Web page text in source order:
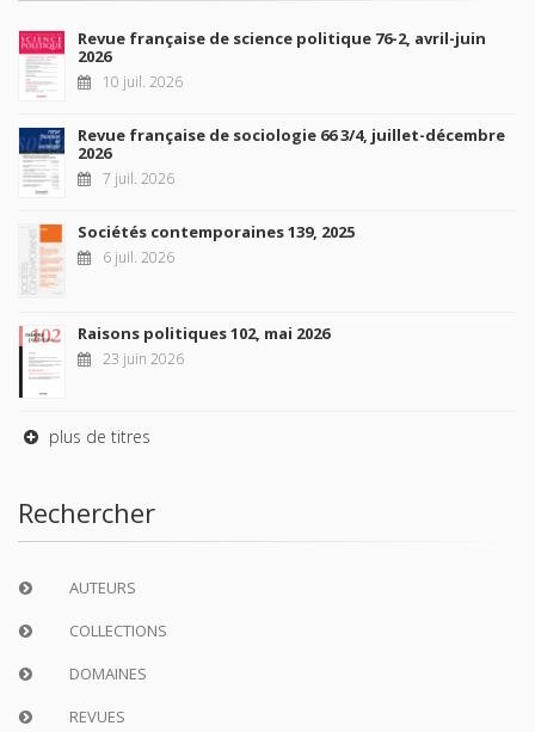
Revue française de science politique 76-2, avril-juin
2026
10 juil. 2026
Revue française de sociologie 66 3/4, juillet-décembre
2026
7 juil. 2026
Sociétés contemporaines 139, 2025
6 juil. 2026
Raisons politiques 102, mai 2026
23 juin 2026
plus de titres
Rechercher
AUTEURS
COLLECTIONS
DOMAINES
REVUES